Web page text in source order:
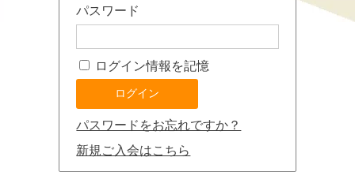
パスワード
ログイン情報を記憶
パスワードをお忘れですか？
新規ご入会はこちら